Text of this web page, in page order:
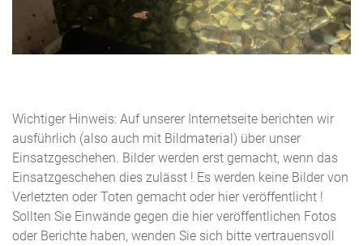
Wichtiger Hinweis: Auf unserer Internetseite berichten wir
ausführlich (also auch mit Bildmaterial) über unser
Einsatzgeschehen. Bilder werden erst gemacht, wenn das
Einsatzgeschehen dies zulässt ! Es werden keine Bilder von
Verletzten oder Toten gemacht oder hier veröffentlicht !
Sollten Sie Einwände gegen die hier veröffentlichen Fotos
oder Berichte haben, wenden Sie sich bitte vertrauensvoll